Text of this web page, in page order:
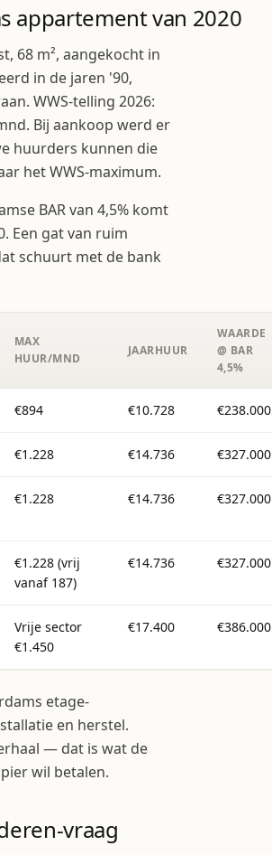
appartement van 2020
68 m², aangekocht in
in de jaren '90,
WWS-telling 2026:
Bij aankoop werd er
huurders kunnen die
het WWS-maximum.
BAR van 4,5% komt
Een gat van ruim
schuurt met de bank
MAX
HUUR/MND
JAARHUUR
WAARDE
@ BAR
4,5%
€894 €10.728 €238.000
€1.228 €14.736 €327.000
€1.228 €14.736 €327.000
€1.228 (vrij
vanaf 187)
€14.736 €327.000
Vrije sector
€1.450
€17.400 €386.000
etage-
en herstel.
— dat is wat de
wil betalen.
vraag